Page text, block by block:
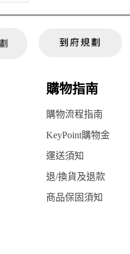
購物指南
購物流程指南
KeyPoint購物金
運送須知
退/換貨及退款
商品保固須知